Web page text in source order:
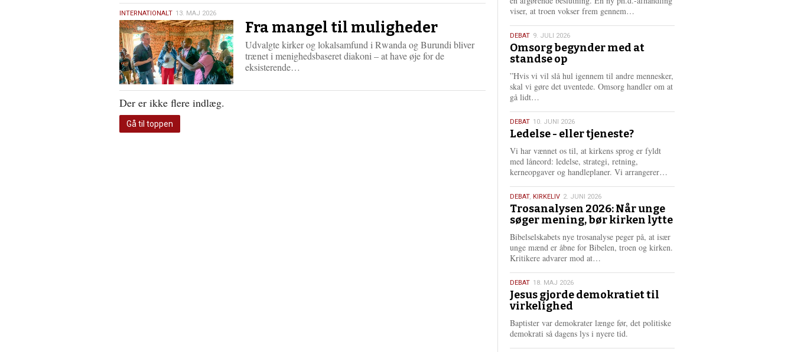
13.
maj
2026
INTERNATIONALT 13. MAJ 2026
Fra mangel til muligheder
Udvalgte kirker og lokalsamfund i Rwanda og Burundi bliver
trænet i menighedsbaseret diakoni – at have øje for de
eksisterende…
s
Der er ikke flere indlæg.
Gå til toppen
viser, at troen vokser frem gennem…
e
e
9.
juli
2026
DEBAT 9. JULI 2026
Omsorg begynder med at
standse op
”Hvis vi vil slå hul igennem til andre mennesker,
skal vi gøre det uventede. Omsorg handler om at
gå lidt…
s
e
r
e
10.
juni
2026
DEBAT 10. JUNI 2026
Ledelse - eller tjeneste?
Vi har vænnet os til, at kirkens sprog er fyldt
med låneord: ledelse, strategi, retning,
kerneopgaver og handleplaner. Vi arrangerer…
r
e
2.
juni
2026
DEBAT, KIRKELIV 2. JUNI 2026
Trosanalysen 2026: Når unge
søger mening, bør kirken lytte
Bibelselskabets nye trosanalyse peger på, at især
unge mænd er åbne for Bibelen, troen og kirken.
Kritikere advarer mod at…
e
e
18.
maj
2026
DEBAT 18. MAJ 2026
Jesus gjorde demokratiet til
virkelighed
Baptister var demokrater længe før, det politiske
demokrati så dagens lys i nyere tid.